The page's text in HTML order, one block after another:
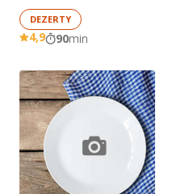
DEZERTY
4,9 90min